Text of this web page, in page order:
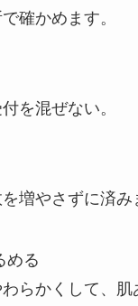
確かめます。
を混ぜない。
増やさずに済み
める
らかくして、肌